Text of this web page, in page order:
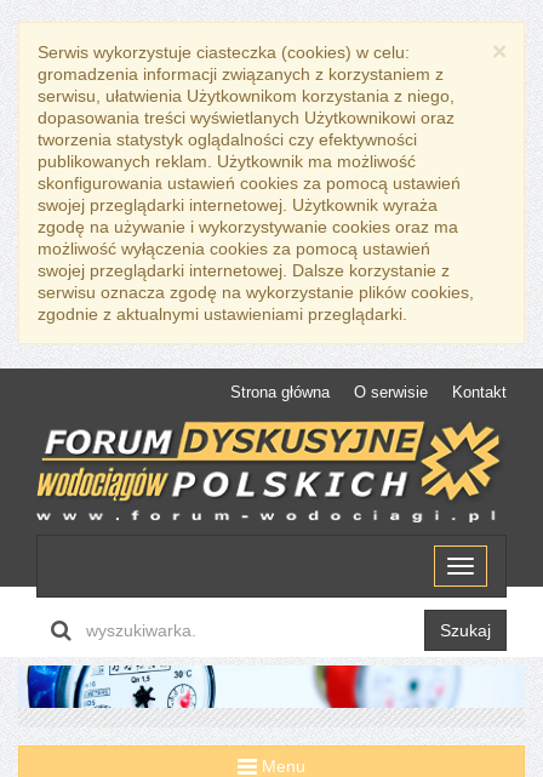
×
Serwis wykorzystuje ciasteczka (cookies) w celu:
gromadzenia informacji związanych z korzystaniem z
serwisu, ułatwienia Użytkownikom korzystania z niego,
dopasowania treści wyświetlanych Użytkownikowi oraz
tworzenia statystyk oglądalności czy efektywności
publikowanych reklam. Użytkownik ma możliwość
skonfigurowania ustawień cookies za pomocą ustawień
swojej przeglądarki internetowej. Użytkownik wyraża
zgodę na używanie i wykorzystywanie cookies oraz ma
możliwość wyłączenia cookies za pomocą ustawień
swojej przeglądarki internetowej. Dalsze korzystanie z
serwisu oznacza zgodę na wykorzystanie plików cookies,
zgodnie z aktualnymi ustawieniami przeglądarki.
Strona główna O serwisie Kontakt
Menu
Szukaj
Menu